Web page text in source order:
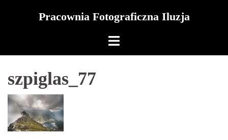
Pracownia Fotograficzna Iluzja
szpiglas_77